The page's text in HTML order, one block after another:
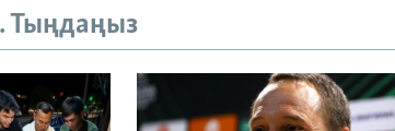
Тыңдаңыз